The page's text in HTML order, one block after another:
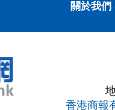
關於我們
香港商報